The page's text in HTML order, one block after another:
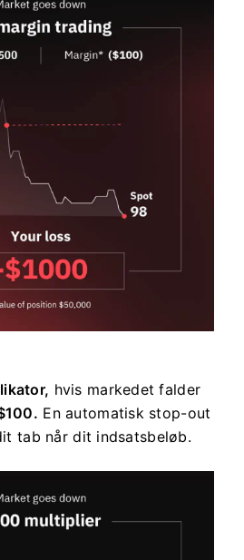
hvis markedet falder
En automatisk stop-out
tab når dit indsatsbeløb.